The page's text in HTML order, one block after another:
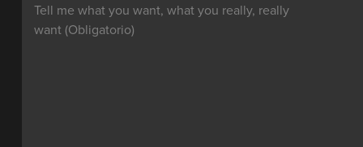
Tell me what you want, what you really, really
want (Obligatorio)